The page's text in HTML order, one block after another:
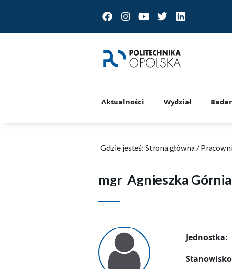
FacebookInstagram
Youtube
TwitterLinkedin
Aktualności Wydział
Gdzie jesteś: Strona główna /
mgr Agnieszka
Jednostka: